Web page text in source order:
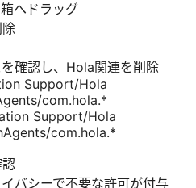
へドラッグ
確認し、Hola関連を削除
Support/Hola
com.hola.*
Support/Hola
com.hola.*
バシーで不要な許可が付与